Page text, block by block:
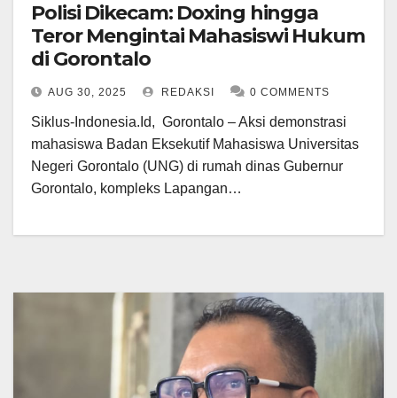
Polisi Dikecam: Doxing hingga
Teror Mengintai Mahasiswi Hukum
di Gorontalo
AUG 30, 2025 REDAKSI 0 COMMENTS
Siklus-Indonesia.Id, Gorontalo – Aksi demonstrasi
mahasiswa Badan Eksekutif Mahasiswa Universitas
Negeri Gorontalo (UNG) di rumah dinas Gubernur
Gorontalo, kompleks Lapangan…